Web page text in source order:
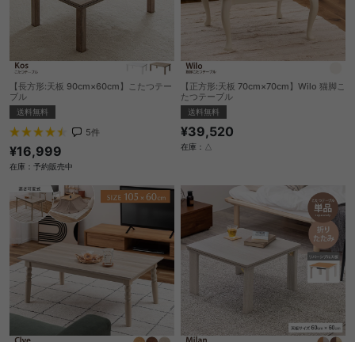
【長方形:天板 90cm×60cm】こたつテー
ブル
送料無料
5件
¥16,999
在庫：予約販売中
【正方形:天板 70cm×70cm】Wilo 猫脚こ
たつテーブル
送料無料
¥39,520
在庫：△